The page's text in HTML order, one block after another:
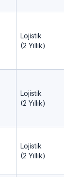
Lojistik
(2 Yıllık)
Lojistik
(2 Yıllık)
Lojistik
(2 Yıllık)